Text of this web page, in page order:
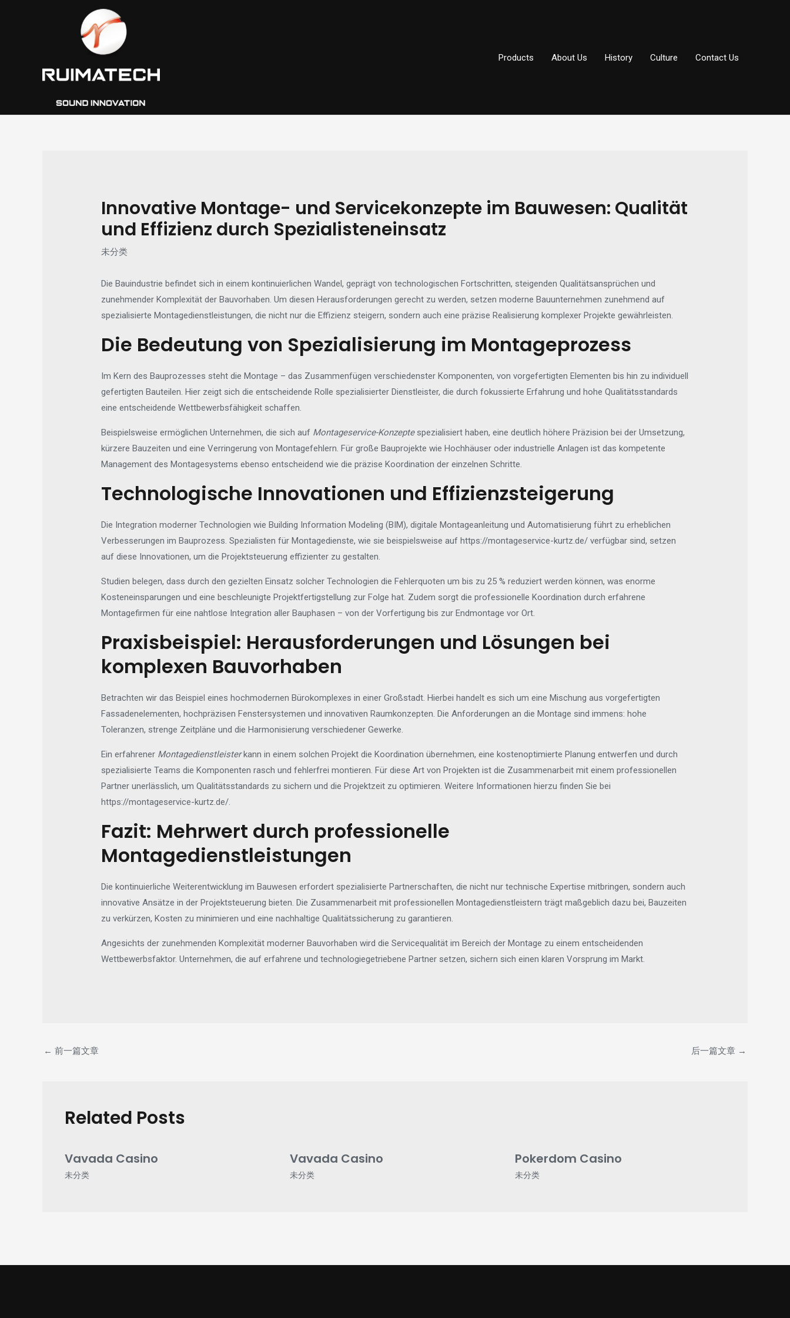
Products About Us History Culture Contact Us
Innovative Montage- und Servicekonzepte im Bauwesen: Qualität
und Effizienz durch Spezialisteneinsatz
未分类
Die Bauindustrie befindet sich in einem kontinuierlichen Wandel, geprägt von technologischen Fortschritten, steigenden Qualitätsansprüchen und
zunehmender Komplexität der Bauvorhaben. Um diesen Herausforderungen gerecht zu werden, setzen moderne Bauunternehmen zunehmend auf
spezialisierte Montagedienstleistungen, die nicht nur die Effizienz steigern, sondern auch eine präzise Realisierung komplexer Projekte gewährleisten.
Die Bedeutung von Spezialisierung im Montageprozess
Im Kern des Bauprozesses steht die Montage – das Zusammenfügen verschiedenster Komponenten, von vorgefertigten Elementen bis hin zu individuell
gefertigten Bauteilen. Hier zeigt sich die entscheidende Rolle spezialisierter Dienstleister, die durch fokussierte Erfahrung und hohe Qualitätsstandards
eine entscheidende Wettbewerbsfähigkeit schaffen.
Beispielsweise ermöglichen Unternehmen, die sich auf Montageservice-Konzeptespezialisiert haben, eine deutlich höhere Präzision bei der Umsetzung,
kürzere Bauzeiten und eine Verringerung von Montagefehlern. Für große Bauprojekte wie Hochhäuser oder industrielle Anlagen ist das kompetente
Management des Montagesystems ebenso entscheidend wie die präzise Koordination der einzelnen Schritte.
Technologische Innovationen und Effizienzsteigerung
Die Integration moderner Technologien wie Building Information Modeling (BIM), digitale Montageanleitung und Automatisierung führt zu erheblichen
Verbesserungen im Bauprozess. Spezialisten für Montagedienste, wie sie beispielsweise aufhttps://montageservice-kurtz.de/ verfügbar sind, setzen
auf diese Innovationen, um die Projektsteuerung effizienter zu gestalten.
Studien belegen, dass durch den gezielten Einsatz solcher Technologien die Fehlerquoten um bis zu 25 % reduziert werden können, was enorme
Kosteneinsparungen und eine beschleunigte Projektfertigstellung zur Folge hat. Zudem sorgt die professionelle Koordination durch erfahrene
Montagefirmen für eine nahtlose Integration aller Bauphasen – von der Vorfertigung bis zur Endmontage vor Ort.
Praxisbeispiel: Herausforderungen und Lösungen bei
komplexen Bauvorhaben
Betrachten wir das Beispiel eines hochmodernen Bürokomplexes in einer Großstadt. Hierbei handelt es sich um eine Mischung aus vorgefertigten
Fassadenelementen, hochpräzisen Fenstersystemen und innovativen Raumkonzepten. Die Anforderungen an die Montage sind immens: hohe
Toleranzen, strenge Zeitpläne und die Harmonisierung verschiedener Gewerke.
Ein erfahrener Montagedienstleisterkann in einem solchen Projekt die Koordination übernehmen, eine kostenoptimierte Planung entwerfen und durch
spezialisierte Teams die Komponenten rasch und fehlerfrei montieren. Für diese Art von Projekten ist die Zusammenarbeit mit einem professionellen
Partner unerlässlich, um Qualitätsstandards zu sichern und die Projektzeit zu optimieren. Weitere Informationen hierzu finden Sie bei
https://montageservice-kurtz.de/.
Fazit: Mehrwert durch professionelle
Montagedienstleistungen
Die kontinuierliche Weiterentwicklung im Bauwesen erfordert spezialisierte Partnerschaften, die nicht nur technische Expertise mitbringen, sondern auch
innovative Ansätze in der Projektsteuerung bieten. Die Zusammenarbeit mit professionellen Montagedienstleistern trägt maßgeblich dazu bei, Bauzeiten
zu verkürzen, Kosten zu minimieren und eine nachhaltige Qualitätssicherung zu garantieren.
Angesichts der zunehmenden Komplexität moderner Bauvorhaben wird die Servicequalität im Bereich der Montage zu einem entscheidenden
Wettbewerbsfaktor. Unternehmen, die auf erfahrene und technologiegetriebene Partner setzen, sichern sich einen klaren Vorsprung im Markt.
← 前一篇文章 后一篇文章 →
Related Posts
Vavada Casino
未分类
Vavada Casino
未分类
Pokerdom Casino
未分类